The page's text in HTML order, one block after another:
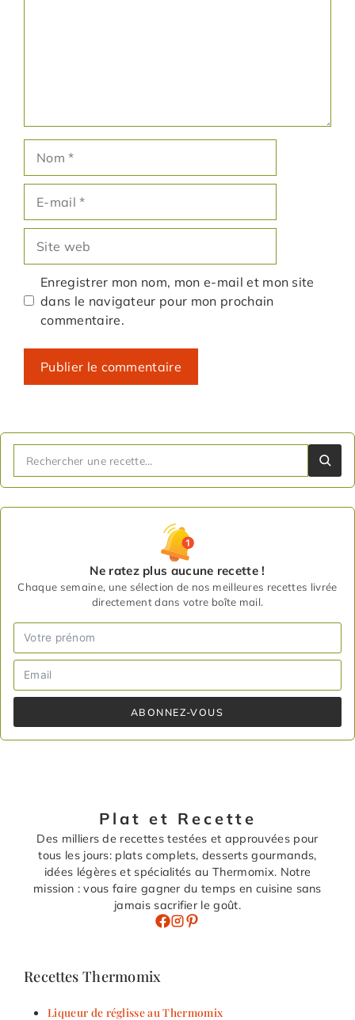
mail
web
Enregistrer mon nom, mon e-mail et mon site
dans le navigateur pour mon prochain
commentaire.
Ne ratez plus aucune recette !
Chaque semaine, une sélection de nos meilleures recettes livrée
directement dans votre boîte mail.
ABONNEZ-VOUS
Plat et Recette
Des milliers de recettes testées et approuvées pour
tous les jours: plats complets, desserts gourmands,
idées légères et spécialités au Thermomix. Notre
mission : vous faire gagner du temps en cuisine sans
jamais sacrifier le goût.
Recettes Thermomix
Liqueur de réglisse au Thermomix